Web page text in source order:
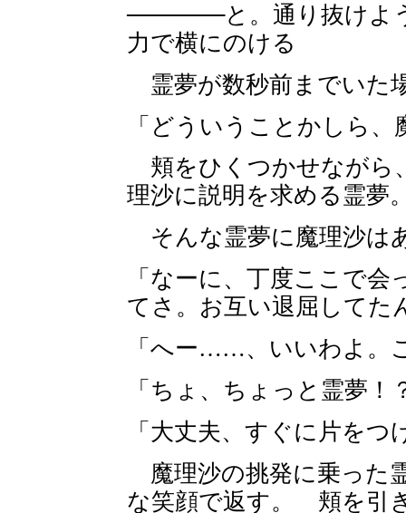
──────と。通り抜けよ
力で横にのける
霊夢が数秒前までいた
「どういうことかしら、
頬をひくつかせながら
理沙に説明を求める霊夢
そんな霊夢に魔理沙は
「なーに、丁度ここで
てさ。お互い退屈してた
「へー……、いいわよ。
「ちょ、ちょっと霊夢
「大丈夫、すぐに片をつ
魔理沙の挑発に乗った
な笑顔で返す。 頬を引